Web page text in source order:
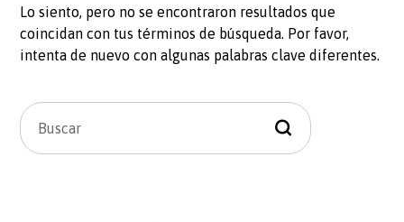
Lo siento, pero no se encontraron resultados que
coincidan con tus términos de búsqueda. Por favor,
intenta de nuevo con algunas palabras clave diferentes.